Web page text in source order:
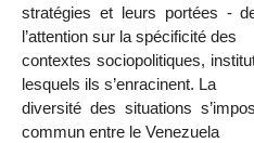
stratégies et leurs portées -
l’attention sur la spécificité des
contextes sociopolitiques,
lesquels ils s’enracinent. La
diversité des situations
commun entre le Venezuela